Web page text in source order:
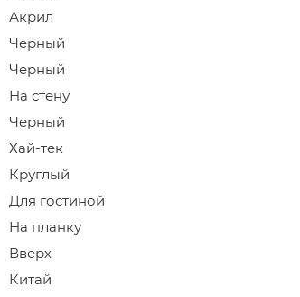
Акрил
Черный
Черный
На стену
Черный
Хай-тек
Круглый
Для гостиной
На планку
Вверх
Китай